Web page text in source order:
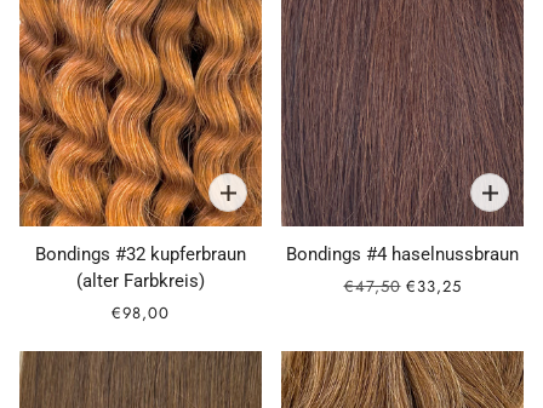
Bondings #32 kupferbraun
(alter Farbkreis)
€98,00
Bondings #4 haselnussbraun
€47,50 €33,25